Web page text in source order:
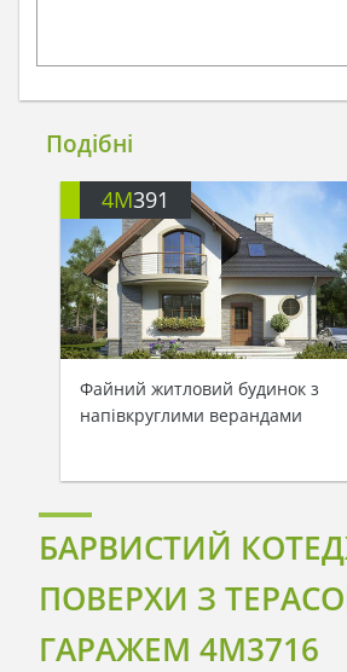
Подібні
4M391
Файний житловий будинок з
напівкруглими верандами
БАРВИСТИЙ
ПОВЕРХИ З
ГАРАЖЕМ 4M3716